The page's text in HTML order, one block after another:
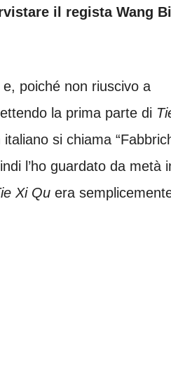
il regista Wang
poiché non riuscivo a
la prima parte di
si chiama
l’ho guardato da metà
Xi Qu era